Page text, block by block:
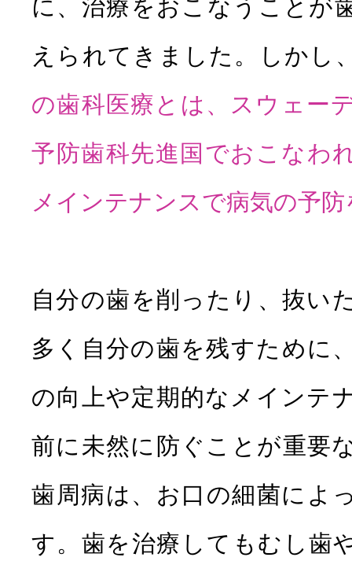
に、治療をおこなうことが
えられてきました。しかし
の歯科医療とは、スウェー
予防歯科先進国でおこなわ
メインテナンスで病気の予
自分の歯を削ったり、抜い
多く自分の歯を残すために
の向上や定期的なメインテ
前に未然に防ぐことが重要
歯周病は、お口の細菌によ
す。歯を治療してもむし歯